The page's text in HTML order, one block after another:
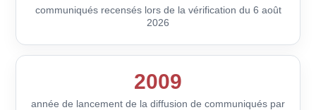
communiqués recensés lors de la vérification du 6 août
2026
2009
année de lancement de la diffusion de communiqués par